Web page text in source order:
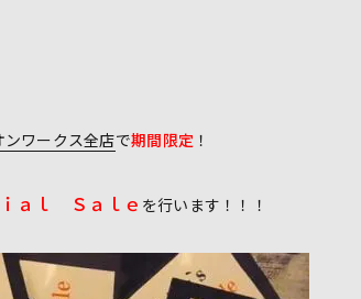
ンワークス全店で期間限定 ！
ａｌ Ｓａｌｅ を行います！！！